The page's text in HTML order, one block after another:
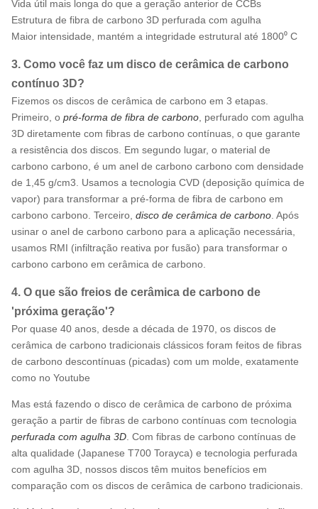
Vida útil mais longa do que a geração anterior de CCBs
Estrutura de fibra de carbono 3D perfurada com agulha
Maior intensidade, mantém a integridade estrutural até 1800⁰ C
3. Como você faz um disco de cerâmica de carbono
contínuo 3D?
Fizemos os discos de cerâmica de carbono em 3 etapas.
Primeiro, o pré-forma de fibra de carbono , perfurado com agulha
3D diretamente com fibras de carbono contínuas, o que garante
a resistência dos discos. Em segundo lugar, o material de
carbono carbono, é um anel de carbono carbono com densidade
de 1,45 g/cm3. Usamos a tecnologia CVD (deposição química de
vapor) para transformar a pré-forma de fibra de carbono em
carbono carbono. Terceiro, disco de cerâmica de carbono . Após
usinar o anel de carbono carbono para a aplicação necessária,
usamos RMI (infiltração reativa por fusão) para transformar o
carbono carbono em cerâmica de carbono.
4. O que são freios de cerâmica de carbono de
'próxima geração'?
Por quase 40 anos, desde a década de 1970, os discos de
cerâmica de carbono tradicionais clássicos foram feitos de fibras
de carbono descontínuas (picadas) com um molde, exatamente
como no Youtube
Mas está fazendo o disco de cerâmica de carbono de próxima
geração a partir de fibras de carbono contínuas com tecnologia
perfurada com agulha 3D . Com fibras de carbono contínuas de
alta qualidade (Japanese T700 Torayca) e tecnologia perfurada
com agulha 3D, nossos discos têm muitos benefícios em
comparação com os discos de cerâmica de carbono tradicionais.